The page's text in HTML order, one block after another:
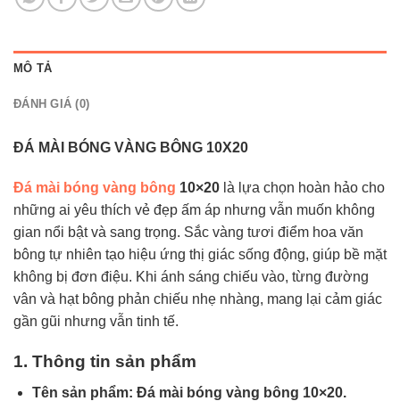
MÔ TẢ
ĐÁNH GIÁ (0)
ĐÁ MÀI BÓNG VÀNG BÔNG 10X20
Đá mài bóng vàng bông 10×20 là lựa chọn hoàn hảo cho
những ai yêu thích vẻ đẹp ấm áp nhưng vẫn muốn không
gian nổi bật và sang trọng. Sắc vàng tươi điểm hoa văn
bông tự nhiên tạo hiệu ứng thị giác sống động, giúp bề mặt
không bị đơn điệu. Khi ánh sáng chiếu vào, từng đường
vân và hạt bông phản chiếu nhẹ nhàng, mang lại cảm giác
gần gũi nhưng vẫn tinh tế.
1. Thông tin sản phẩm
Tên sản phẩm: Đá mài bóng vàng bông 10×20.